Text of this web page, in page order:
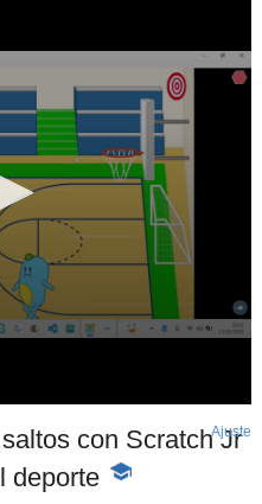
con Scratch Jr
deporte -
Ajuste